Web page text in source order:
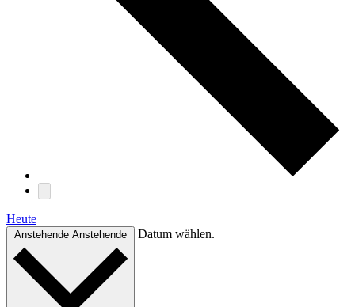
Heute
Anstehende Anstehende Datum wählen.